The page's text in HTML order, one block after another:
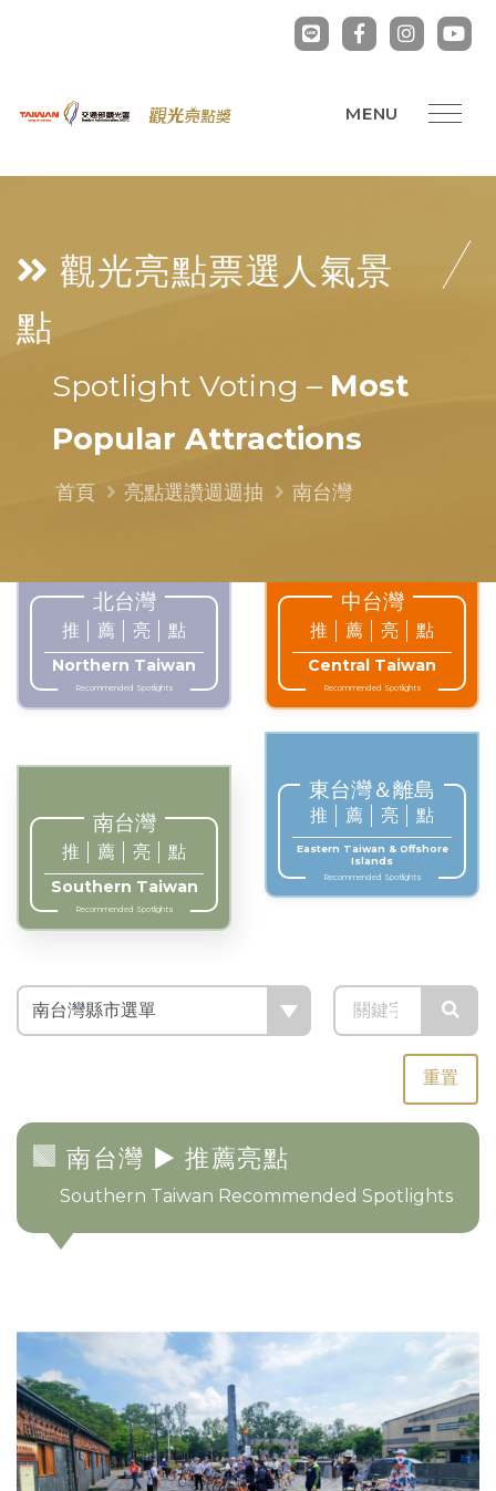
觀光亮點票選 人氣景
點
Spotlight Voting – Most
Popular Attractions
首頁 亮點選讚週週抽 南台灣
北台灣
推 薦 亮 點
Northern Taiwan
Recommended Spotlights
中台灣
推 薦 亮 點
Central Taiwan
Recommended Spotlights
南台灣
推 薦 亮 點
Southern Taiwan
Recommended Spotlights
東台灣＆離島
推 薦 亮 點
Eastern Taiwan & Offshore
Islands
Recommended Spotlights
重置
南台灣 ► 推薦亮點
Southern Taiwan Recommended Spotlights